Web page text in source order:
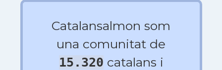
Catalansalmon som
una comunitat de
15.320 catalans i